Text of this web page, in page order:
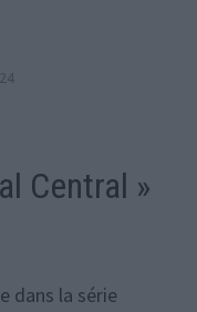
Central »
dans la série